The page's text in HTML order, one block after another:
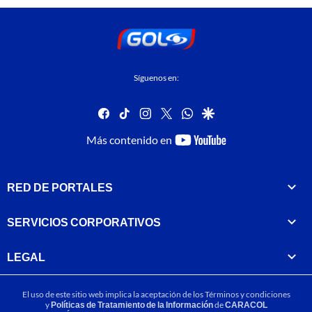
Síguenos en:
facebook
tiktok instagram
twitterwhatsapp
google
Más contenido en
youtube-
RED DE PORTALES
SERVICIOS CORPORATIVOS
LEGAL
El uso de este sitio web implica la aceptación de losTérminos y condiciones
yPolíticas de Tratamiento de la InformacióndeCARACOL